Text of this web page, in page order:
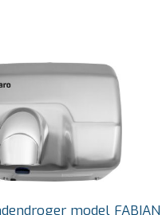
model FABIAN